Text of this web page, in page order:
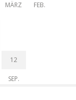
MÄRZ
FEB.
12
SEP.